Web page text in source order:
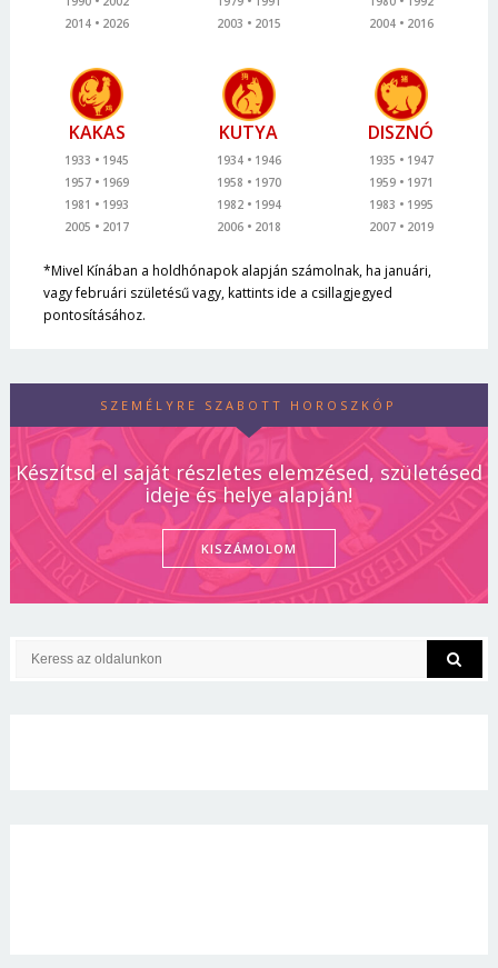
2014
2026
2003
2015
2004
2016
KAKAS
1933
1945
1957
1969
1981
1993
2005
2017
KUTYA
1934
1946
1958
1970
1982
1994
2006
2018
DISZNÓ
1935
1947
1959
1971
1983
1995
2007
2019
*Mivel Kínában a holdhónapok alapján számolnak, ha januári,
vagy februári születésű vagy, kattints ide a csillagjegyed
pontosításához.
SZEMÉLYRE SZABOTT HOROSZKÓP
Készítsd el saját részletes elemzésed, születésed
ideje és helye alapján!
KISZÁMOLOM